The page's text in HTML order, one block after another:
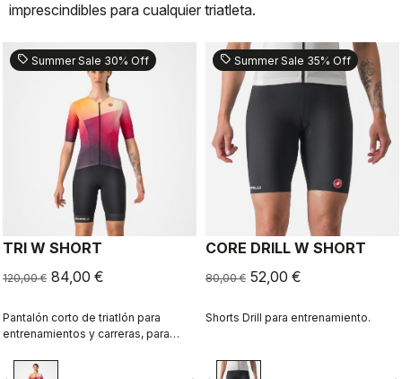
imprescindibles para cualquier triatleta.
sell Summer Sale 30% Off
TRI W SHORT
120,00 € 84,00 €
Pantalón corto de triatlón para
entrenamientos y carreras, para
sell Summer Sale 35% Off
CORE DRILL W SHORT
80,00 € 52,00 €
Shorts Drill para entrenamiento.